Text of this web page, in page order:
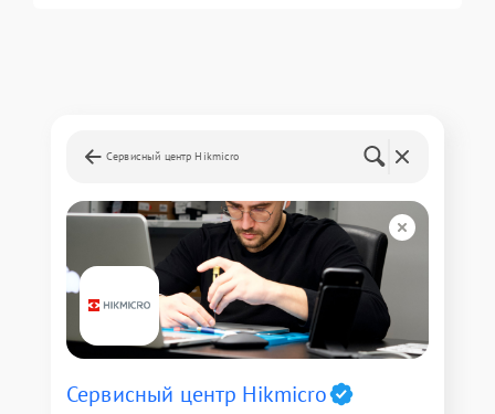
Сервисный центр Hikmicro
Сервисный центр Hikmicro